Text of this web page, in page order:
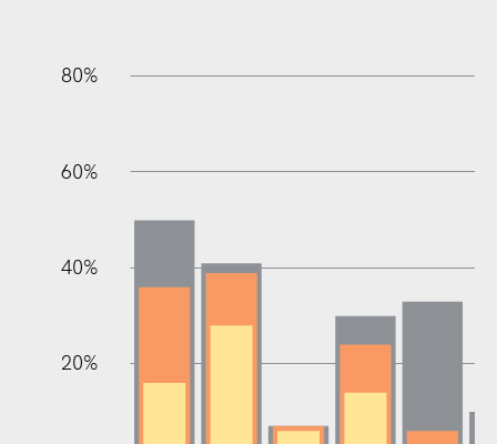
20%
40%
60%
80%